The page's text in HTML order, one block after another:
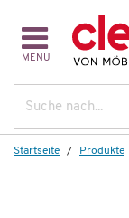
MENÜ
Startseite Produkte
Dazu empfehlen